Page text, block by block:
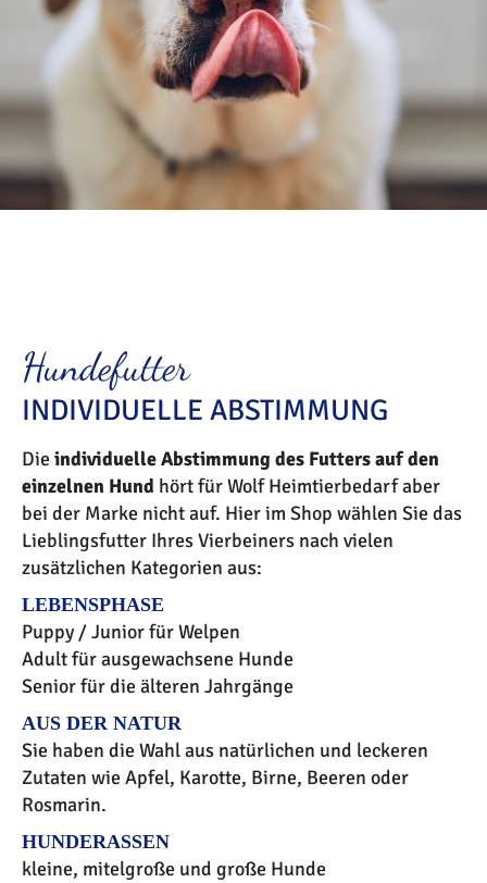
Hundefutter
INDIVIDUELLE ABSTIMMUNG
Die individuelle Abstimmung des Futters auf den
einzelnen Hund hört für Wolf Heimtierbedarf aber
bei der Marke nicht auf. Hier im Shop wählen Sie das
Lieblingsfutter Ihres Vierbeiners nach vielen
zusätzlichen Kategorien aus:
LEBENSPHASE
Puppy / Junior für Welpen
Adult für ausgewachsene Hunde
Senior für die älteren Jahrgänge
AUS DER NATUR
Sie haben die Wahl aus natürlichen und leckeren
Zutaten wie Apfel, Karotte, Birne, Beeren oder
Rosmarin.
HUNDERASSEN
kleine, mitelgroße und große Hunde